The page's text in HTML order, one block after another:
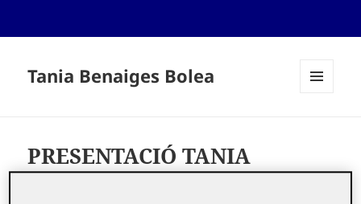
Tania Benaiges Bolea
PRESENTACIÓ TANIA
BENAIGES BOLEA